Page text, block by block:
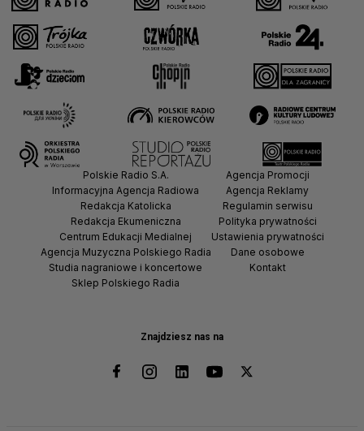
Znajdziesz nas na
Polskie Radio S.A.
Informacyjna Agencja Radiowa
Redakcja Katolicka
Redakcja Ekumeniczna
Centrum Edukacji Medialnej
Agencja Muzyczna Polskiego Radia
Studia nagraniowe i koncertowe
Sklep Polskiego Radia
Agencja Promocji
Agencja Reklamy
Regulamin serwisu
Polityka prywatności
Ustawienia prywatności
Dane osobowe
Kontakt